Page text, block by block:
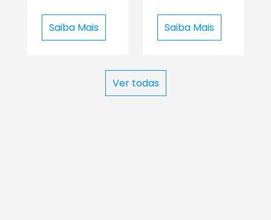
Saiba Mais Saiba Mais
Ver todas